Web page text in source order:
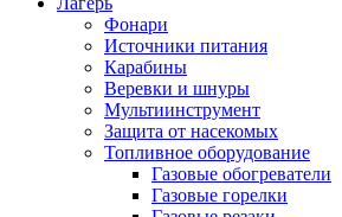
Фонари
Источники питания
Карабины
Веревки и шнуры
Мультиинструмент
Защита от насекомых
Топливное оборудование
Газовые обогреватели
Газовые горелки